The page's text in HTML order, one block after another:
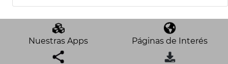
Nuestras Apps Páginas de Interés